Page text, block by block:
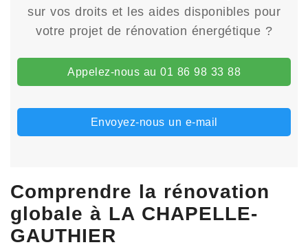
sur vos droits et les aides disponibles pour
votre projet de rénovation énergétique ?
Appelez-nous au 01 86 98 33 88
Envoyez-nous un e-mail
Comprendre la rénovation
globale à LA CHAPELLE-
GAUTHIER